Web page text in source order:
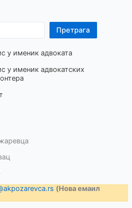
Претрага
у именик адвоката
у именик адвокатских
(Нова емаил